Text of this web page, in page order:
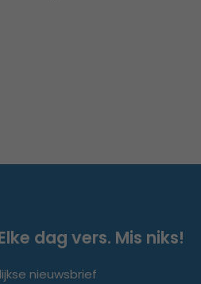
dag vers. Mis niks!
nieuwsbrief